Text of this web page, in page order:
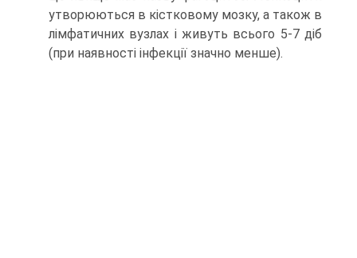
утворюються в кістковому мозку, а також в
лімфатичних вузлах і живуть всього 5-7 діб
(при наявності інфекції значно менше).